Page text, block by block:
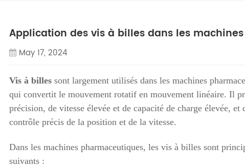
Application des vis à billes dans les
May 17, 2024
Vis à billes sont largement utilisés dans les machines
qui convertit le mouvement rotatif en mouvement linéaire. Il
précision, de vitesse élevée et de capacité de charge élevée,
contrôle précis de la position et de la vitesse.
Dans les machines pharmaceutiques, les vis à billes sont
suivants :